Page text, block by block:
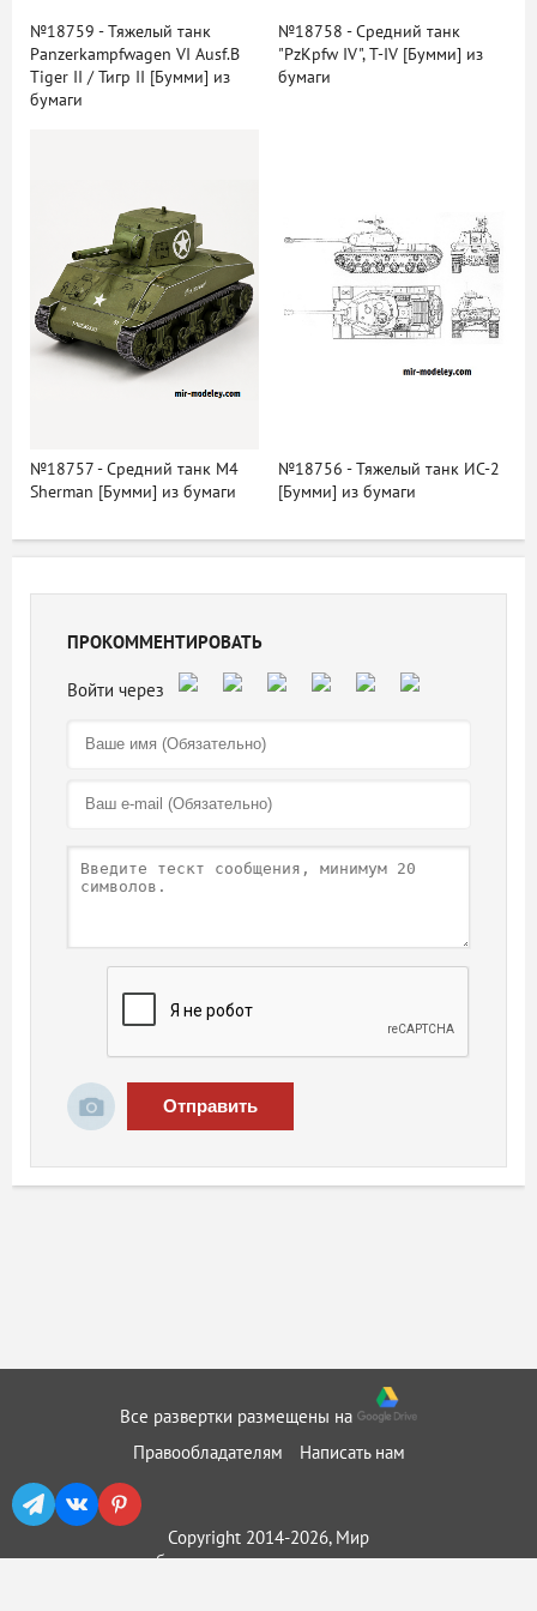
№18759 - Тяжелый танк
Panzerkampfwagen VI Ausf.B
Tiger II / Тигр II [Бумми] из
бумаги
№18758 - Средний танк
"PzKpfw IV", T-IV [Бумми] из
бумаги
№18757 - Средний танк M4
Sherman [Бумми] из бумаги
№18756 - Тяжелый танк ИС-2
[Бумми] из бумаги
ПРОКОММЕНТИРОВАТЬ
Отправить
Все развертки размещены на
Правообладателям
Написать нам
Copyright 2014-2026, Мир
бумажного моделирования ::